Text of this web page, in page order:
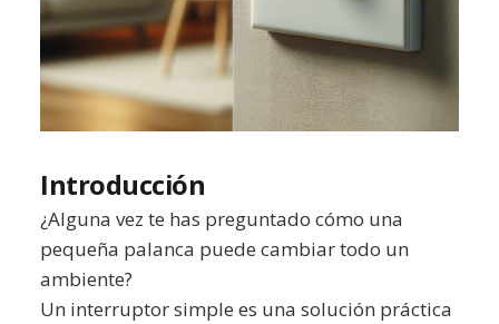
Introducción
¿Alguna vez te has preguntado cómo una
pequeña palanca puede cambiar todo un
ambiente?
Un interruptor simple es una solución práctica